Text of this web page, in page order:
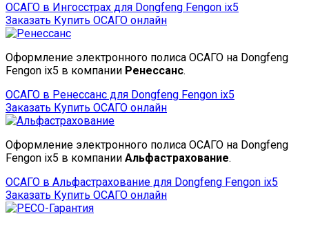
ОСАГО в Ингосстрах для Dongfeng Fengon ix5
Заказать Купить ОСАГО онлайн
Оформление электронного полиса ОСАГО на Dongfeng
Fengon ix5 в компании Ренессанс.
ОСАГО в Ренессанс для Dongfeng Fengon ix5
Заказать Купить ОСАГО онлайн
Оформление электронного полиса ОСАГО на Dongfeng
Fengon ix5 в компании Альфастрахование.
ОСАГО в Альфастрахование для Dongfeng Fengon ix5
Заказать Купить ОСАГО онлайн